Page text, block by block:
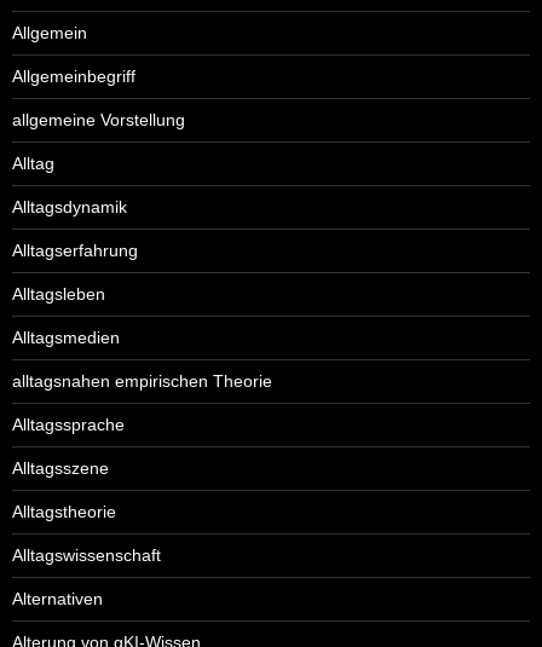
Allgemein
Allgemeinbegriff
allgemeine Vorstellung
Alltag
Alltagsdynamik
Alltagserfahrung
Alltagsleben
Alltagsmedien
alltagsnahen empirischen Theorie
Alltagssprache
Alltagsszene
Alltagstheorie
Alltagswissenschaft
Alternativen
Alterung von gKI-Wissen